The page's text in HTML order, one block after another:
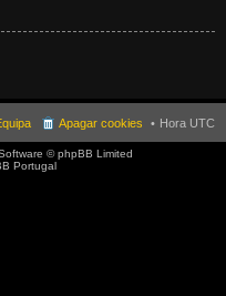
Hora UTC
Apagar cookies
© phpBB Limited
Portugal